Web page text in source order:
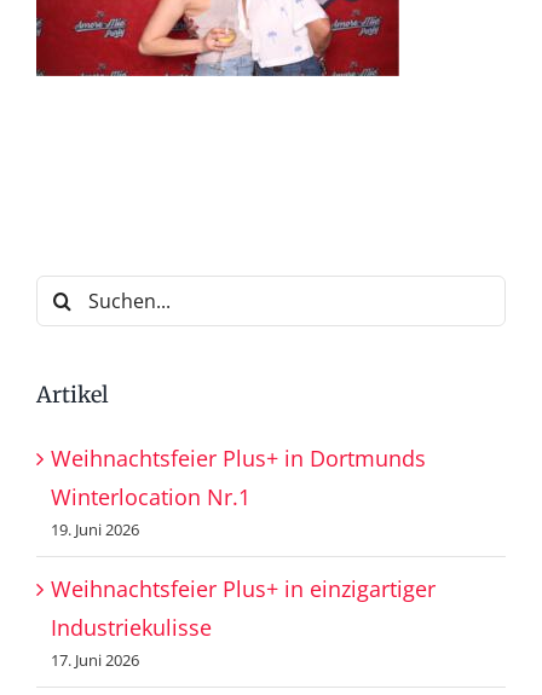
Suche
nach:
Artikel
Weihnachtsfeier Plus+ in Dortmunds
Winterlocation Nr.1
19. Juni 2026
Weihnachtsfeier Plus+ in einzigartiger
Industriekulisse
17. Juni 2026